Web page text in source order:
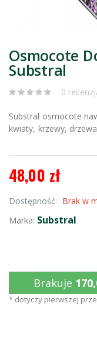
Osmocote
Substral
0
Substral osmocote
kwiaty, krzewy,
48,00 zł
Dostępność: Brak w
Marka: Substral
Brakuje
* dotyczy pierwszej